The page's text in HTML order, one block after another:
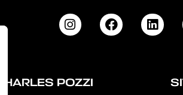
CHARLES POZZI